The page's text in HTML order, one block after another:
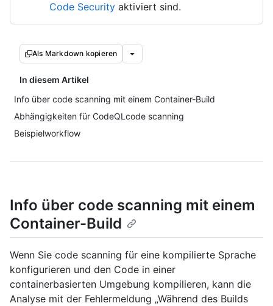
Code Security aktiviert sind.
Als Markdown kopieren
In diesem Artikel
Info über code scanning mit einem Container-Build
Abhängigkeiten für CodeQLcode scanning
Beispielworkflow
Info über code scanning mit einem
Container-Build
Wenn Sie code scanning für eine kompilierte Sprache
konfigurieren und den Code in einer
containerbasierten Umgebung kompilieren, kann die
Analyse mit der Fehlermeldung „Während des Builds